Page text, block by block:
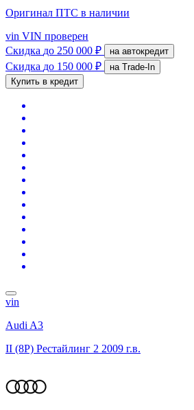
Оригинал ПТС в наличии
vin VIN проверен
Скидка до 250 000 ₽ на автокредит
Скидка до 150 000 ₽
на Trade-In
Купить в кредит
vin
Audi A3
II (8P) Рестайлинг 2 2009 г.в.